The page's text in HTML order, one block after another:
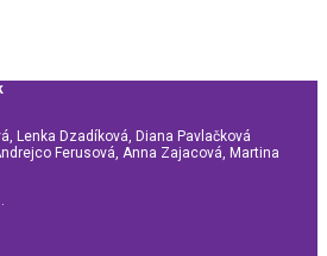
Lenka Dzadíková, Diana Pavlačková
Ferusová, Anna Zajacová, Martina